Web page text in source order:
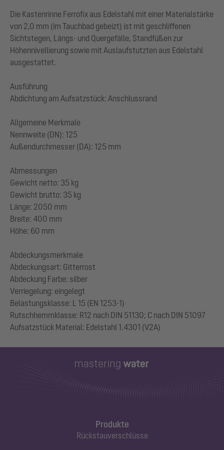
Die Kastenrinne Ferrofix aus Edelstahl mit einer Materialstärke
von 2,0 mm (im Tauchbad gebeizt) ist mit geschliffenen
Sichtstegen, Längs- und Quergefälle, Standfüßen zur
Höhennivellierung sowie mit Auslaufstutzten aus Edelstahl
ausgestattet.
Ausführung
Abdichtung am Aufsatzstück: Anschlussrand
Allgemeine Merkmale
Nennweite (DN): 125
Außendurchmesser (DA): 125 mm
Abmessungen
Gewicht netto: 35 kg
Gewicht brutto: 35 kg
Länge: 2050 mm
Breite: 400 mm
Höhe: 60 mm
Abdeckungsmerkmale
Abdeckungsart: Gitterrost
Abdeckung Farbe: silber
Verriegelung: eingelegt
Belastungsklasse: L 15 (EN 1253-1)
Rutschhemmklasse: R12 nach DIN 51130; C nach DIN 51097
Produkte
Rückstauverschlüsse